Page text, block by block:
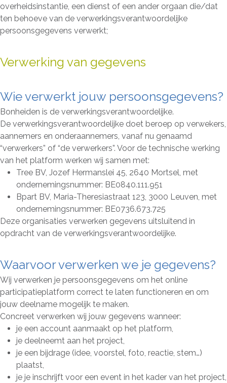
overheidsinstantie, een dienst of een ander orgaan die/dat
ten behoeve van de verwerkingsverantwoordelijke
persoonsgegevens verwerkt;
Verwerking van gegevens
Wie verwerkt jouw persoonsgegevens?
Bonheiden is de verwerkingsverantwoordelijke.
De verwerkingsverantwoordelijke doet beroep op verwekers,
aannemers en onderaannemers, vanaf nu genaamd
“verwerkers” of “de verwerkers”. Voor de technische werking
van het platform werken wij samen met:
Tree BV, Jozef Hermanslei 45, 2640 Mortsel, met
ondernemingsnummer: BE0840.111.951
Bpart BV, Maria-Theresiastraat 123, 3000 Leuven, met
ondernemingsnummer: BE0736.673.725
Deze organisaties verwerken gegevens uitsluitend in
opdracht van de verwerkingsverantwoordelijke.
Waarvoor verwerken we je gegevens?
Wij verwerken je persoonsgegevens om het online
participatieplatform correct te laten functioneren en om
jouw deelname mogelijk te maken.
Concreet verwerken wij jouw gegevens wanneer:
je een account aanmaakt op het platform,
je deelneemt aan het project,
je een bijdrage (idee, voorstel, foto, reactie, stem…)
plaatst,
je je inschrijft voor een event in het kader van het project,